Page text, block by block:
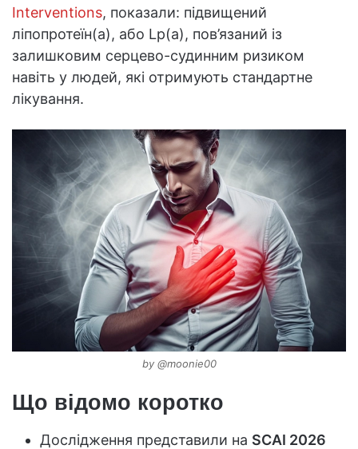
Interventions, показали: підвищений
ліпопротеїн(a), або Lp(a), пов’язаний із
залишковим серцево-судинним ризиком
навіть у людей, які отримують стандартне
лікування.
by @moonie00
Що відомо коротко
Дослідження представили на SCAI 2026